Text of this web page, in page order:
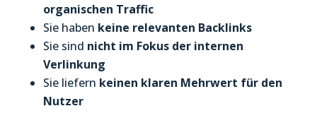
organischen Traffic
Sie haben keine relevanten Backlinks
Sie sind nicht im Fokus der internen
Verlinkung
Sie liefern keinen klaren Mehrwert für den
Nutzer